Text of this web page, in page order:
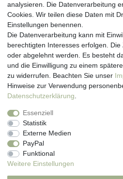
Kontakt
Anmelden
Registrieren
Newsletter
Versand & Lieferung
Zahlungsarten
viasalutis
Mehr zu viasalutis
Beratungscenter Haut
News
Beliebte Produkte (Top 20)
analysieren. Die Datenverarbeitung
Cookies. Wir teilen diese Daten mit
Einstellungen benennen.
Die Datenverarbeitung kann mit
berechtigten Interesses erfolgen.
oder abgelehnt werden. Es besteht
und die Einwilligung zu einem
zu widerrufen. Beachten Sie unser
Hinweise zur Verwendung
Daten­schutz­erklärung
Essenziell
Statistik
Externe Medien
PayPal
Funktional
Weitere Einstellungen
Impressum